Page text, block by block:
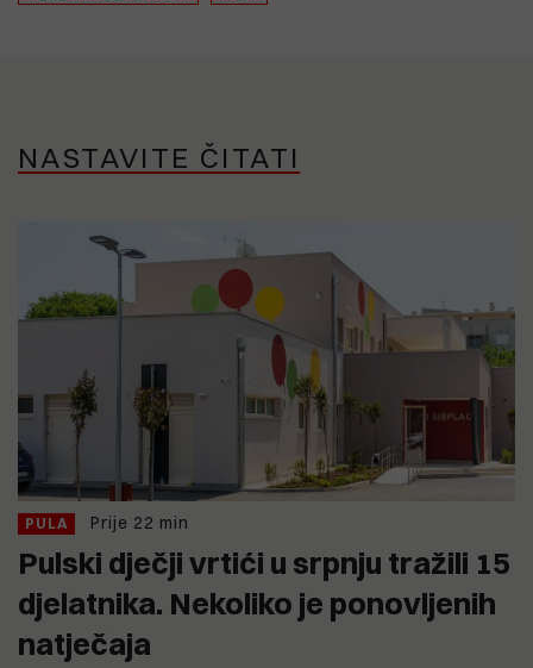
NASTAVITE ČITATI
PULA Prije 22 min
Pulski dječji vrtići u srpnju tražili 15
djelatnika. Nekoliko je ponovljenih
natječaja